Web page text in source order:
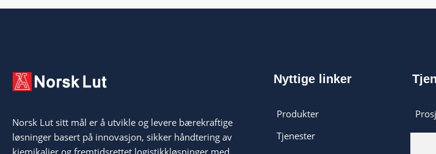
Norsk Lut sitt mål er å utvikle og levere bærekraftige
løsninger basert på innovasjon, sikker håndtering av
Nyttige linker
Produkter
Tjenester